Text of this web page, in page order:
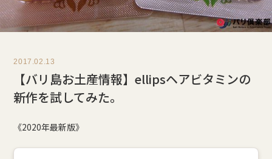
2017.02.13
【バリ島お土産情報】ellipsヘアビタミンの
新作を試してみた。
《2020年最新版》